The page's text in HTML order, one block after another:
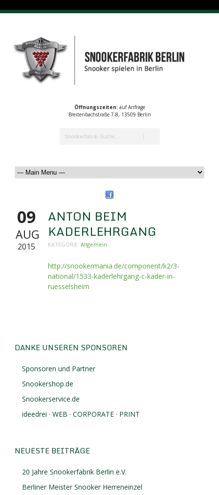
Öffnungszeiten:auf Anfrage
Breitenbachstraße 7-8, 13509 Berlin
09
AUG
2015
ANTON BEIM
KADERLEHRGANG
KATEGORIE: Allgemein
http://snookermania.de/component/k2/3-
national/1533-kaderlehrgang-c-kader-in-
ruesselsheim
DANKE UNSEREN SPONSOREN
Sponsoren und Partner
Snookershop.de
Snookerservice.de
ideedrei · WEB · CORPORATE · PRINT
NEUESTE BEITRÄGE
20 Jahre Snookerfabrik Berlin e.V.
Berliner Meister Snooker Herreneinzel